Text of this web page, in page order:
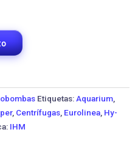
Etiquetas: Aquarium
, Centrífugas Eurolinea Hy-
IHM